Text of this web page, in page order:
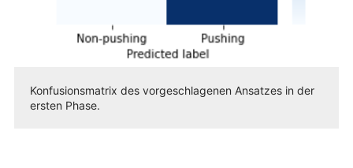
Konfusionsmatrix des vorgeschlagenen Ansatzes in der
ersten Phase.